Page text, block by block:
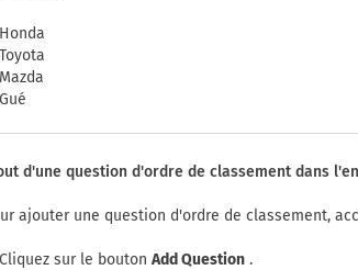
Honda
Toyota
Mazda
Gué
d'une question d'ordre de classement dans
ajouter une question d'ordre de classement,
Cliquez sur le bouton Add Question .